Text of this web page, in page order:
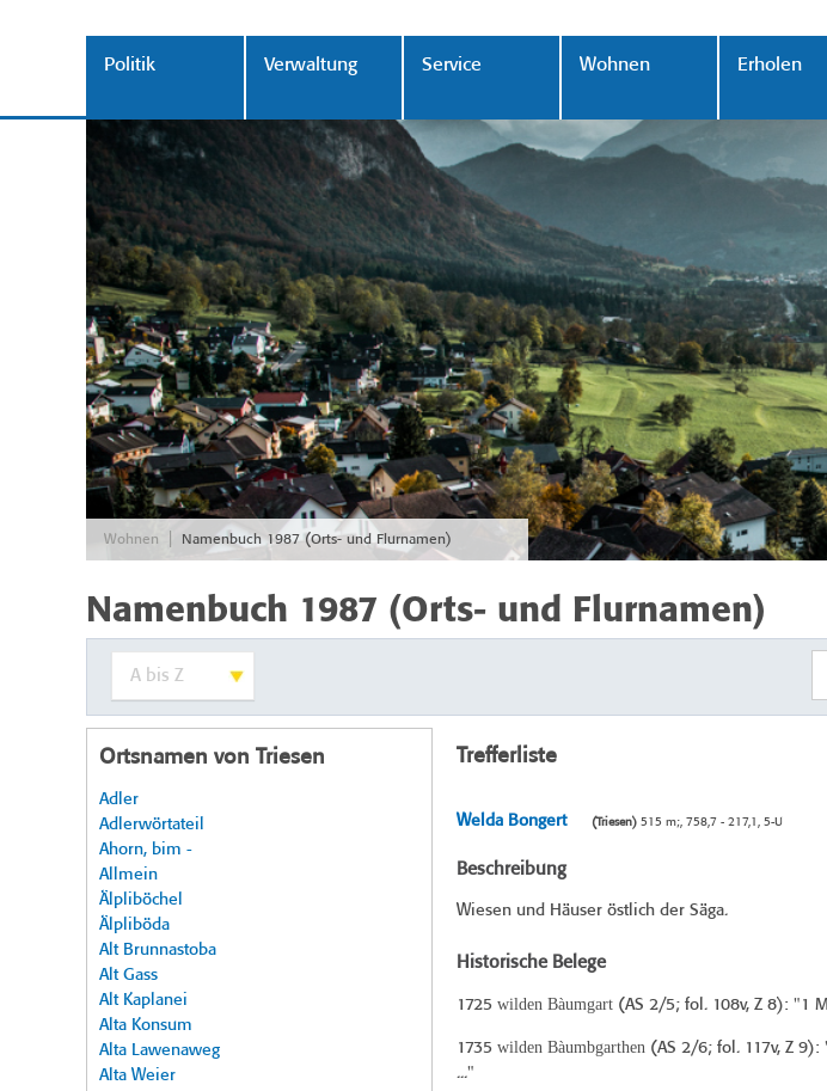
Politik Verwaltung Service Wohnen Erholen
Wohnen Namenbuch 1987 (Orts- und Flurnamen)
Namenbuch 1987 (Orts- und Flurnamen)
Ortsnamen von Triesen
Adler
Adlerwörtateil
Ahorn, bim -
Allmein
Älpliböchel
Älpliböda
Alt Brunnastoba
Alt Gass
Alt Kaplanei
Alta Konsum
Alta Lawenaweg
Alta Weier
Trefferliste
Welda Bongert (Triesen)515 m;, 758,7 - 217,1, 5-U
Beschreibung
Wiesen und Häuser östlich der Säga.
Historische Belege
1725 wilden Bàumgart(AS 2/5; fol. 108v, Z 8): "1
1735 wilden Bàumbgarthen(AS 2/6; fol. 117v, Z
..."